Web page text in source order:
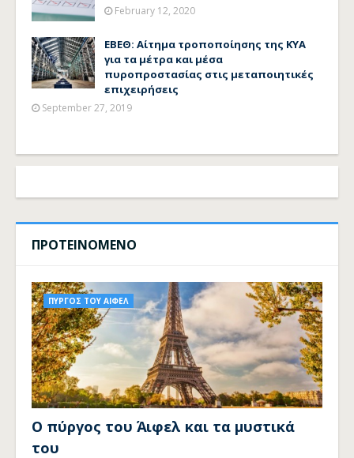
February 12, 2020
ΕΒΕΘ: Αίτημα τροποποίησης της ΚΥΑ
για τα μέτρα και μέσα
πυροπροστασίας στις μεταποιητικές
επιχειρήσεις
September 27, 2019
ΠΡΟΤΕΙΝΟΜΕΝΟ
ΠΥΡΓΟΣ ΤΟΥ ΑΙΦΕΛ
Ο πύργος του Άιφελ και τα μυστικά
του